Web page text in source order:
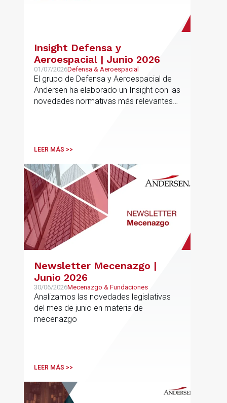
Insight Defensa y
Aeroespacial | Junio 2026
01/07/2026Defensa & Aeroespacial
El grupo de Defensa y Aeroespacial de
Andersen ha elaborado un Insight con las
novedades normativas más relevantes
LEER MÁS >>
Newsletter Mecenazgo |
Junio 2026
30/06/2026Mecenazgo & Fundaciones
Analizamos las novedades legislativas
del mes de junio en materia de
mecenazgo
LEER MÁS >>